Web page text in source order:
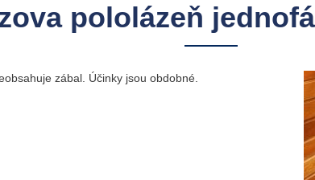
pololázeň
zábal. Účinky jsou obdobné.